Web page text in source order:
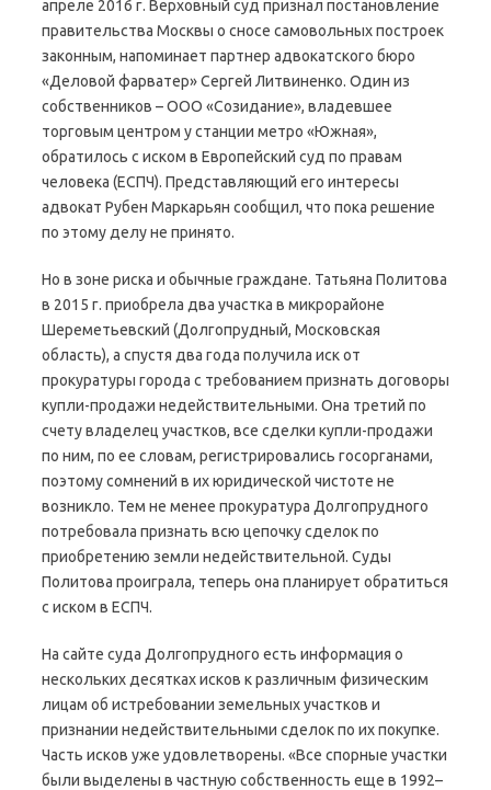
апреле 2016 г. Верховный суд признал постановление
правительства Москвы о сносе самовольных построек
законным, напоминает партнер адвокатского бюро
«Деловой фарватер» Сергей Литвиненко. Один из
собственников – ООО «Созидание», владевшее
торговым центром у станции метро «Южная»,
обратилось с иском в Европейский суд по правам
человека (ЕСПЧ). Представляющий его интересы
адвокат Рубен Маркарьян сообщил, что пока решение
по этому делу не принято.
Но в зоне риска и обычные граждане. Татьяна Политова
в 2015 г. приобрела два участка в микрорайоне
Шереметьевский (Долгопрудный, Московская
область), а спустя два года получила иск от
прокуратуры города с требованием признать договоры
купли-продажи недействительными. Она третий по
счету владелец участков, все сделки купли-продажи
по ним, по ее словам, регистрировались госорганами,
поэтому сомнений в их юридической чистоте не
возникло. Тем не менее прокуратура Долгопрудного
потребовала признать всю цепочку сделок по
приобретению земли недействительной. Суды
Политова проиграла, теперь она планирует обратиться
с иском в ЕСПЧ.
На сайте суда Долгопрудного есть информация о
нескольких десятках исков к различным физическим
лицам об истребовании земельных участков и
признании недействительными сделок по их покупке.
Часть исков уже удовлетворены. «Все спорные участки
были выделены в частную собственность еще в 1992–